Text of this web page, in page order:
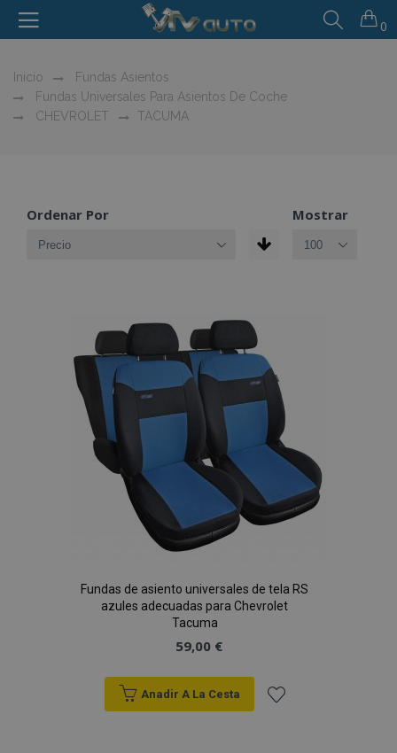
0
Inicio
Fundas Asientos
Fundas Universales Para Asientos De Coche
CHEVROLET
TACUMA
Ordenar Por Mostrar
Fundas de asiento universales de tela RS
azules adecuadas para Chevrolet
Tacuma
59,00 €
Anadir A La Cesta